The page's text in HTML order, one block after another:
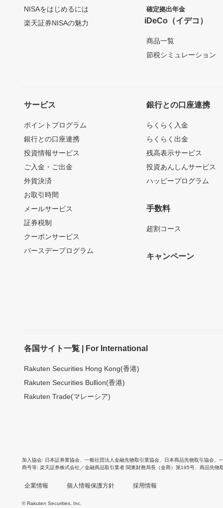
NISAをはじめるには
楽天証券NISAの魅力
確定拠出年金
iDeCo（イデコ）
商品一覧
節税シミュレーション
サービス
ポイントプログラム
銀行との口座連携
投資情報サービス
ご入金・ご出金
外貨決済
お取引時間
メールサービス
証券税制
クーポンサービス
バースデープログラム
銀行との口座連携
らくらく入金
らくらく出金
残高表示サービス
投資あんしんサービス
ハッピープログラム
手数料
超割コース
キャンペーン
各国サイト一覧 | For International
Rakuten Securities Hong Kong(香港)
Rakuten Securities Bullion(香港)
Rakuten Trade(マレーシア)
加入協会 日本証券業協会 一般社団法人金融先物取引業協会 日本商品先物取引協会
商号等 楽天証券株式会社／金融商品取引業者 関東財務局長（金商）第195号、商品先物
企業情報 個人情報保護方針 採用情報
© Rakuten Securities, Inc.